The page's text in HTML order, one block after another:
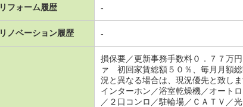
リフォーム履歴 -
リノベーション履歴 -
損保要／更新事務手数料０．７７万
ァ 初回家賃総額５０％、毎月月額
況と異なる場合は、現況優先と致し
インターホン／浴室乾燥機／オート
／２口コンロ／駐輪場／ＣＡＴＶ／